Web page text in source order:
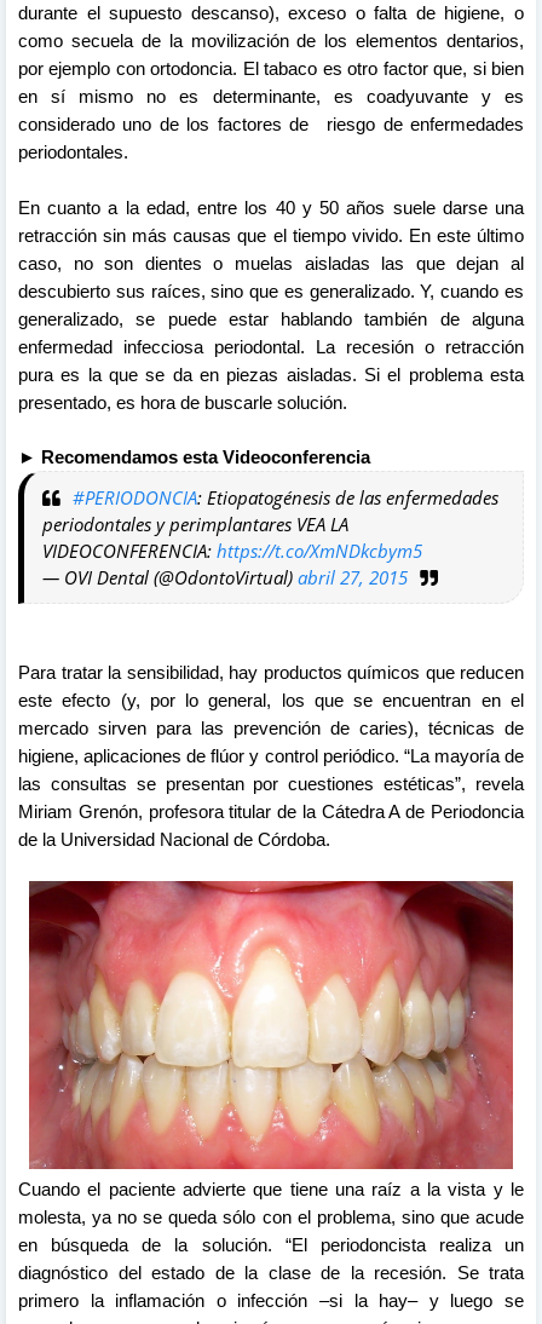
durante el supuesto descanso), exceso o falta de higiene, o
como secuela de la movilización de los elementos dentarios,
por ejemplo con ortodoncia. El tabaco es otro factor que, si bien
en sí mismo no es determinante, es coadyuvante y es
considerado uno de los factores de riesgo de enfermedades
periodontales.
En cuanto a la edad, entre los 40 y 50 años suele darse una
retracción sin más causas que el tiempo vivido. En este último
caso, no son dientes o muelas aisladas las que dejan al
descubierto sus raíces, sino que es generalizado. Y, cuando es
generalizado, se puede estar hablando también de alguna
enfermedad infecciosa periodontal. La recesión o retracción
pura es la que se da en piezas aisladas. Si el problema esta
presentado, es hora de buscarle solución.
► Recomendamos esta Videoconferencia
#PERIODONCIA: Etiopatogénesis de las enfermedades
periodontales y perimplantares VEA LA
VIDEOCONFERENCIA: https://t.co/XmNDkcbym5
— OVI Dental (@OdontoVirtual) abril 27, 2015
Para tratar la sensibilidad, hay productos químicos que reducen
este efecto (y, por lo general, los que se encuentran en el
mercado sirven para las prevención de caries), técnicas de
higiene, aplicaciones de flúor y control periódico. “La mayoría de
las consultas se presentan por cuestiones estéticas”, revela
Miriam Grenón, profesora titular de la Cátedra A de Periodoncia
de la Universidad Nacional de Córdoba.
Cuando el paciente advierte que tiene una raíz a la vista y le
molesta, ya no se queda sólo con el problema, sino que acude
en búsqueda de la solución. “El periodoncista realiza un
diagnóstico del estado de la clase de la recesión. Se trata
primero la inflamación o infección –si la hay– y luego se